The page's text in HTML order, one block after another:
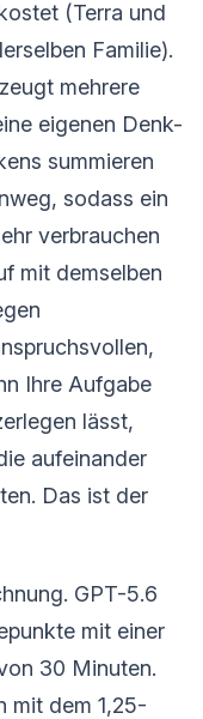
(Terra und
Familie).
mehrere
eigenen Denk-
summieren
sodass ein
verbrauchen
mit demselben
Ihre Aufgabe
lässt,
aufeinander
Das ist der
GPT-5.6
mit einer
30 Minuten.
mit dem 1,25-